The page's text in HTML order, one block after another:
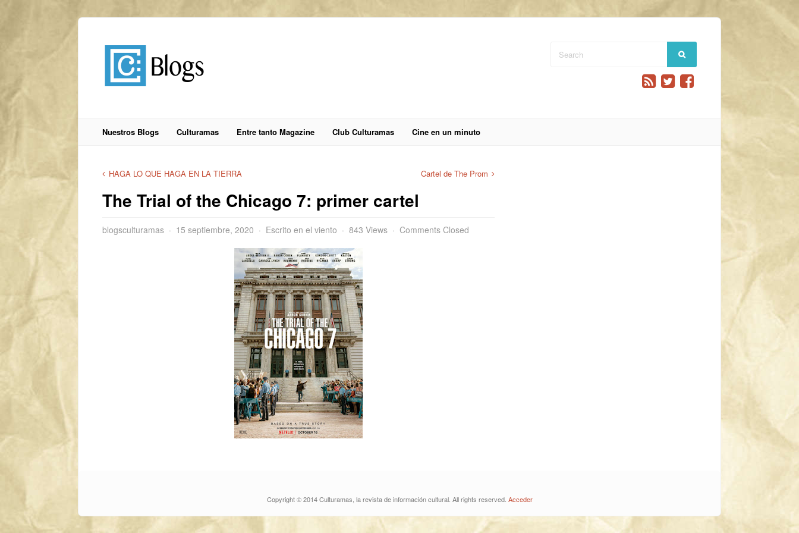
Nuestros Blogs Culturamas Entre tanto Magazine Club Culturamas Cine en un minuto
HAGA LO QUE HAGA EN LA TIERRA Cartel de The Prom
The Trial of the Chicago 7: primer cartel
blogsculturamas 15 septiembre, 2020 Escrito en el viento 843 Views Comments Closed
Copyright © 2014 Culturamas, la revista de información cultural. All rights reserved. Acceder